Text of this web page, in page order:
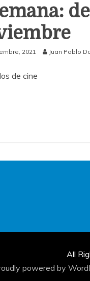
2021 Juan Pablo
de cine
All
powered by